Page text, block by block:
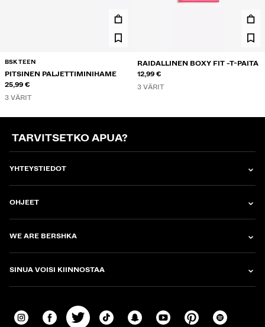
BSK TEEN
PITSINEN PALJETTIMINIHAME
25,99 €
3 VÄRIT
RAIDALLINEN BOXY FIT -T-PAITA
12,99 €
3 VÄRIT
TARVITSETKO APUA?
YHTEYSTIEDOT
OHJEET
WE ARE BERSHKA
SINUA VOISI KIINNOSTAA